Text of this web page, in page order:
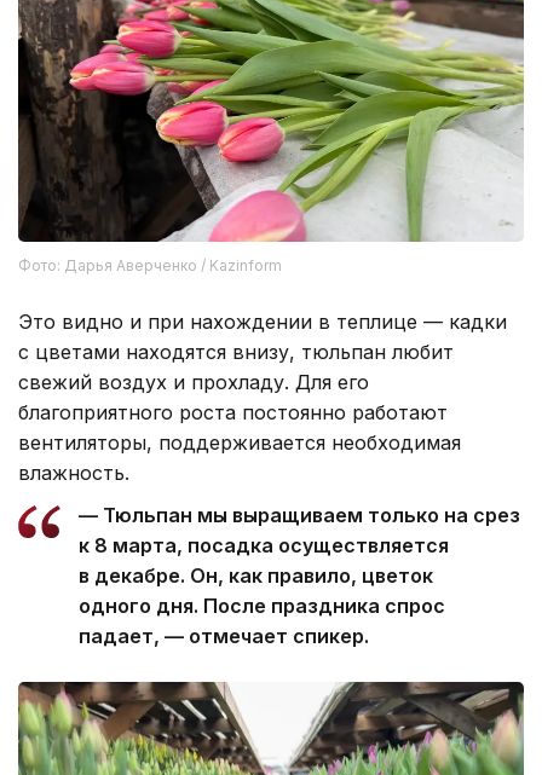
Фото: Дарья Аверченко / Kazinform
Это видно и при нахождении в теплице — кадки
с цветами находятся внизу, тюльпан любит
свежий воздух и прохладу. Для его
благоприятного роста постоянно работают
вентиляторы, поддерживается необходимая
влажность.
— Тюльпан мы выращиваем только на срез
к 8 марта, посадка осуществляется
в декабре. Он, как правило, цветок
одного дня. После праздника спрос
падает, — отмечает спикер.